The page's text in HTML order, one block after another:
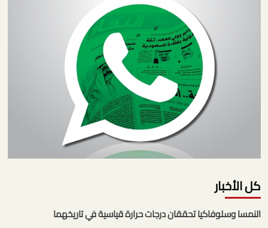
كل الأخبار
النمسا وسلوفاكيا تحققان درجات حرارة قياسية في تاريخهما